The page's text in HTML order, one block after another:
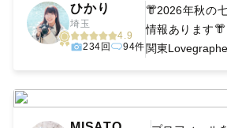
ひかり
埼玉
4.9
234回
94件
👘2026年秋の
情報あります👘
関東